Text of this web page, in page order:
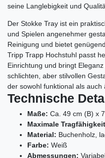
seine Langlebigkeit und
Der Stokke Tray ist ein
und Spielen angenehmer
Reinigung und bietet
Tripp Trapp Hochstuhl passt
Einrichtung und bringt
schlichten, aber stilvollen
der sowohl funktional als auch
Technische
Maße: Ca. 49 cm (B) x
Maximale
Material: Buchenholz,
Farbe: Weiß
Abmessungen: